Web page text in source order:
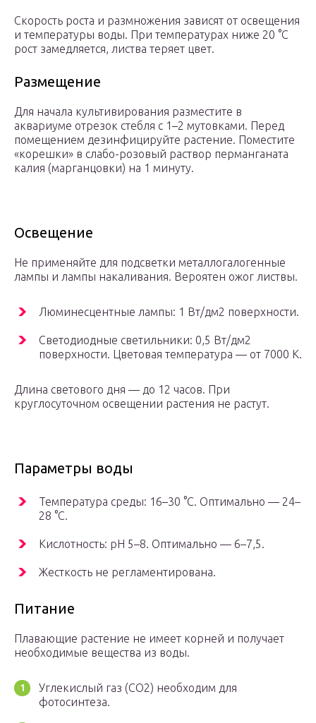
Скорость роста и размножения зависят от освещения
и температуры воды. При температурах ниже 20 °C
рост замедляется, листва теряет цвет.
Размещение
Для начала культивирования разместите в
аквариуме отрезок стебля с 1–2 мутовками. Перед
помещением дезинфицируйте растение. Поместите
«корешки» в слабо-розовый раствор перманганата
калия (марганцовки) на 1 минуту.
Освещение
Не применяйте для подсветки металлогалогенные
лампы и лампы накаливания. Вероятен ожог листвы.
Люминесцентные лампы: 1 Вт/дм2 поверхности.
Светодиодные светильники: 0,5 Вт/дм2
поверхности. Цветовая температура — от 7000 К.
Длина светового дня — до 12 часов. При
круглосуточном освещении растения не растут.
Параметры воды
Температура среды: 16–30 °C. Оптимально — 24–
28 °C.
Кислотность: pH 5–8. Оптимально — 6–7,5.
Жесткость не регламентирована.
Питание
Плавающие растение не имеет корней и получает
необходимые вещества из воды.
Углекислый газ (CO2) необходим для
фотосинтеза.